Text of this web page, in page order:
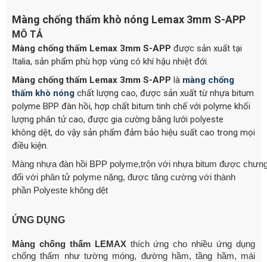
Màng chống thấm khò nóng Lemax 3mm S-APP
MÔ TẢ
Màng chống thấm Lemax 3mm S-APP được sản xuất tại
Italia, sản phẩm phù hợp vùng có khí hậu nhiệt đới.
Màng chống thấm Lemax 3mm S-APP là màng chống
thấm khò nóng chất lượng cao, được sản xuất từ nhựa bitum
polyme BPP đàn hồi, hợp chất bitum tinh chế với polyme khối
lượng phân tử cao, được gia cường bằng lưới polyeste
không dệt, do vậy sản phẩm đảm bảo hiệu suất cao trong mọi
điều kiện.
Màng nhựa đàn hồi BPP polyme,trộn với nhựa bitum được
đổi với phân tử polyme nặng, được tăng cường với thành
phần Polyeste không dệt
ỨNG DỤNG
Màng chống thấm LEMAXthích ứng cho nhiều ứng dụng
chống thấm như tường móng, đường hầm, tầng hầm, mái